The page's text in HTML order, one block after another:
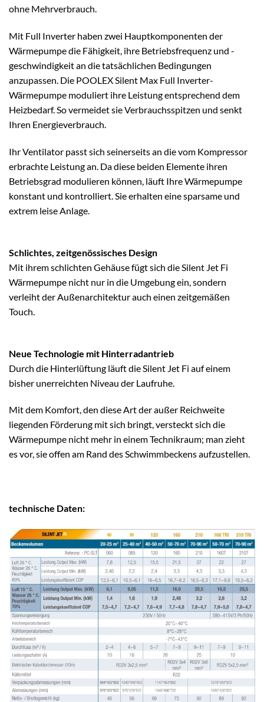
ohne Mehrverbrauch.
Mit Full Inverter haben zwei Hauptkomponenten der
Wärmepumpe die Fähigkeit, ihre Betriebsfrequenz und -
geschwindigkeit an die tatsächlichen Bedingungen
anzupassen. Die POOLEX Silent Max Full Inverter-
Wärmepumpe moduliert ihre Leistung entsprechend dem
Heizbedarf. So vermeidet sie Verbrauchsspitzen und senkt
Ihren Energieverbrauch.
Ihr Ventilator passt sich seinerseits an die vom Kompressor
erbrachte Leistung an. Da diese beiden Elemente ihren
Betriebsgrad modulieren können, läuft Ihre Wärmepumpe
konstant und kontrolliert. Sie erhalten eine sparsame und
extrem leise Anlage.
Schlichtes, zeitgenössisches Design
Mit ihrem schlichten Gehäuse fügt sich die Silent Jet Fi
Wärmepumpe nicht nur in die Umgebung ein, sondern
verleiht der Außenarchitektur auch einen zeitgemäßen
Touch.
Neue Technologie mit Hinterradantrieb
Durch die Hinterlüftung läuft die Silent Jet Fi auf einem
bisher unerreichten Niveau der Laufruhe.
Mit dem Komfort, den diese Art der außer Reichweite
liegenden Förderung mit sich bringt, versteckt sich die
Wärmepumpe nicht mehr in einem Technikraum; man zieht
es vor, sie offen am Rand des Schwimmbeckens aufzustellen.
technische Daten: